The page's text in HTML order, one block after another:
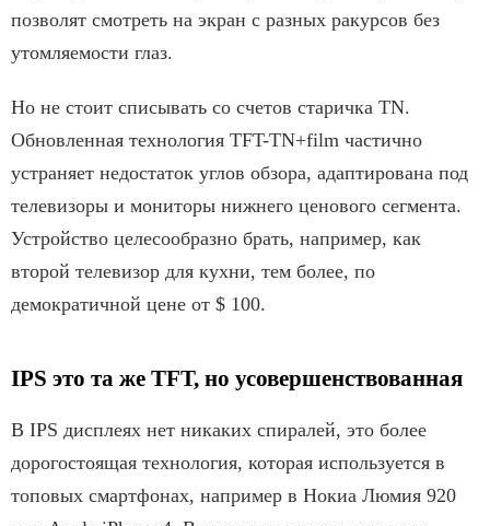
позволят смотреть на экран с разных ракурсов без
утомляемости глаз.
Но не стоит списывать со счетов старичка TN.
Обновленная технология TFT-TN+film частично
устраняет недостаток углов обзора, адаптирована под
телевизоры и мониторы нижнего ценового сегмента.
Устройство целесообразно брать, например, как
второй телевизор для кухни, тем более, по
демократичной цене от $ 100.
IPS это та же TFT, но усовершенствованная
В IPS дисплеях нет никаких спиралей, это более
дорогостоящая технология, которая используется в
топовых смартфонах, например в Нокиа Люмия 920